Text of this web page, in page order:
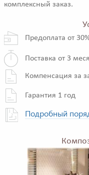
комплексный заказ.
Предоплата от
Поставка от 3
Компенсация за
Гарантия 1 год
Подробный